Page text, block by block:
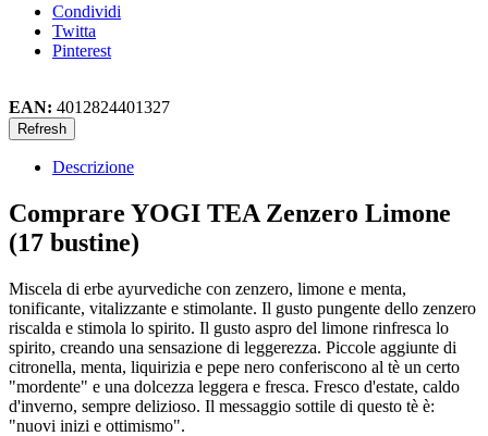
Condividi
Twitta
Pinterest
EAN: 4012824401327
Descrizione
Comprare YOGI TEA Zenzero Limone
(17 bustine)
Miscela di erbe ayurvediche con zenzero, limone e menta,
tonificante, vitalizzante e stimolante. Il gusto pungente dello zenzero
riscalda e stimola lo spirito. Il gusto aspro del limone rinfresca lo
spirito, creando una sensazione di leggerezza. Piccole aggiunte di
citronella, menta, liquirizia e pepe nero conferiscono al tè un certo
"mordente" e una dolcezza leggera e fresca. Fresco d'estate, caldo
d'inverno, sempre delizioso. Il messaggio sottile di questo tè è:
"nuovi inizi e ottimismo".